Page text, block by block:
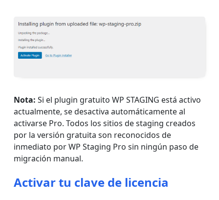
Nota: Si el plugin gratuito WP STAGING está activo
actualmente, se desactiva automáticamente al
activarse Pro. Todos los sitios de staging creados
por la versión gratuita son reconocidos de
inmediato por WP Staging Pro sin ningún paso de
migración manual.
Activar tu clave de licencia